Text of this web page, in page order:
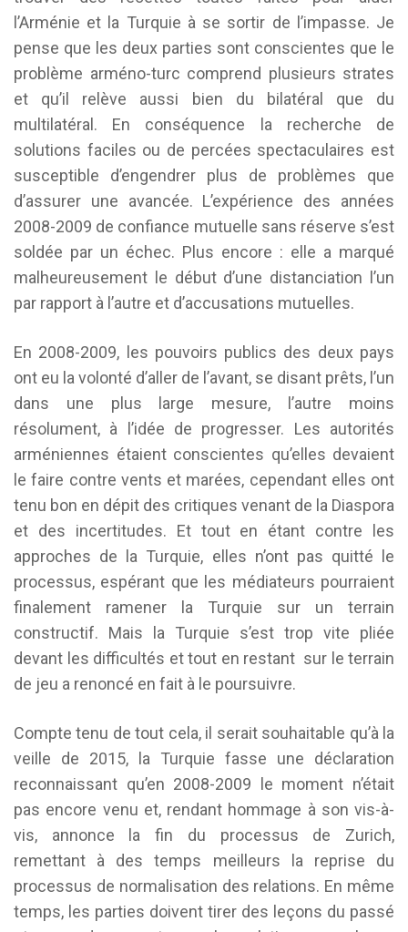
l’Arménie et la Turquie à se sortir de l’impasse. Je
pense que les deux parties sont conscientes que le
problème arméno-turc comprend plusieurs strates
et qu’il relève aussi bien du bilatéral que du
multilatéral. En conséquence la recherche de
solutions faciles ou de percées spectaculaires est
susceptible d’engendrer plus de problèmes que
d’assurer une avancée. L’expérience des années
2008-2009 de confiance mutuelle sans réserve s’est
soldée par un échec. Plus encore : elle a marqué
malheureusement le début d’une distanciation l’un
par rapport à l’autre et d’accusations mutuelles.
En 2008-2009, les pouvoirs publics des deux pays
ont eu la volonté d’aller de l’avant, se disant prêts, l’un
dans une plus large mesure, l’autre moins
résolument, à l’idée de progresser. Les autorités
arméniennes étaient conscientes qu’elles devaient
le faire contre vents et marées, cependant elles ont
tenu bon en dépit des critiques venant de la Diaspora
et des incertitudes. Et tout en étant contre les
approches de la Turquie, elles n’ont pas quitté le
processus, espérant que les médiateurs pourraient
finalement ramener la Turquie sur un terrain
constructif. Mais la Turquie s’est trop vite pliée
devant les difficultés et tout en restant sur le terrain
de jeu a renoncé en fait à le poursuivre.
Compte tenu de tout cela, il serait souhaitable qu’à la
veille de 2015, la Turquie fasse une déclaration
reconnaissant qu’en 2008-2009 le moment n’était
pas encore venu et, rendant hommage à son vis-à-
vis, annonce la fin du processus de Zurich,
remettant à des temps meilleurs la reprise du
processus de normalisation des relations. En même
temps, les parties doivent tirer des leçons du passé